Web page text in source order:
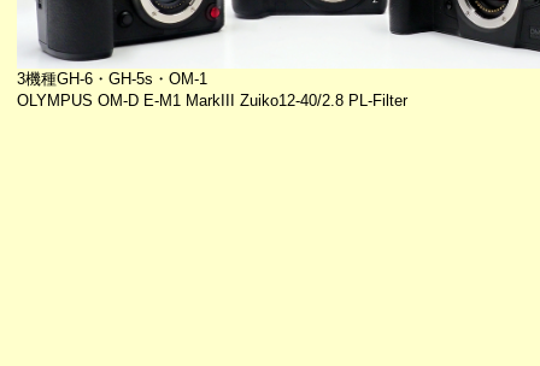
3機種GH-6・GH-5s・OM-1
OLYMPUS OM-D E-M1 MarkIII Zuiko12-40/2.8 PL-Filter